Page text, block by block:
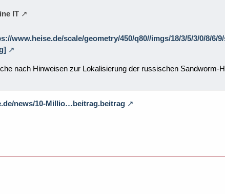
IT
www.heise.de/scale/geometry/450/q80//imgs/18/3/5/3/0/8/6/
nach Hinweisen zur Lokalisierung der russischen Sandworm-
news/10-Millio…beitrag.beitrag